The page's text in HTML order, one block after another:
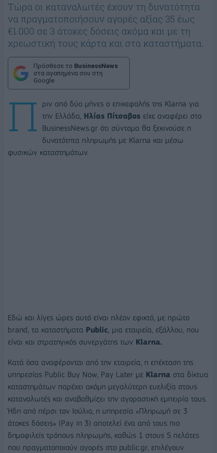
Τώρα οι καταναλωτές έχουν τη δυνατότητα
να πραγματοποιήσουν αγορές αξίας 35 έως
€1.000 σε 3 άτοκες δόσεις ακόμα και με τη
χρεωστική τους κάρτα και στα καταστήματα.
Πρόσθεσε το BusinessNews
στα αγαπημένα σου στη
Google
Π
ριν από δύο μήνες ο επικεφαλής της Klarna για
την Ελλάδα, Ηλίας Πίτσαβος είχε αναφέρει στο
BusinessNews.gr ότι σύντομα θα ξεκινούσε η
δυνατότητα πληρωμής με Klarna και μέσω
φυσικών καταστημάτων.
Εδώ και λίγες ώρες αυτό είναι πλέον εφικτό, με πρώτο
brand, τα καταστήματα Public, μια εταιρεία, εξάλλου, που
είναι και στρατηγικός συνεργάτης των Klarna.
Κατά όσα αναφέρονται από την εταιρεία, η επέκταση της
υπηρεσίας Public Buy Now, Pay Later με Klarna στα δίκτυα
καταστημάτων παρέχει ακόμη μεγαλύτερη ευελιξία στους
καταναλωτές και αναβαθμίζει την αγοραστική εμπειρία τους.
Ήδη από πέρσι τον Ιούλιο, η υπηρεσία «Πληρωμή σε 3
άτοκες δόσεις» (Pay in 3) αποτελεί ένα από τους πιο
δημοφιλείς τρόπους πληρωμής, καθώς 1 στους 5 πελάτες
που πραγματοποιούν αγορές στο public.gr, επιλέγουν